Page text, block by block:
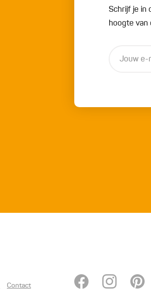
Schrijf je in
hoogte
Contact